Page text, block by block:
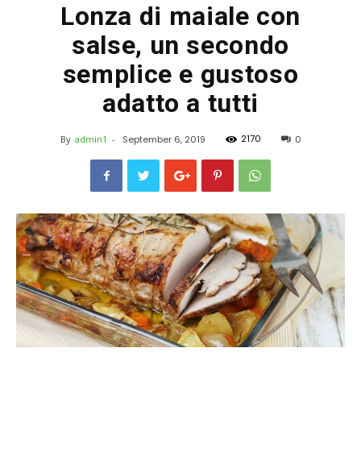
Lonza di maiale con
salse, un secondo
semplice e gustoso
adatto a tutti
By admin1 - September 6, 2019 2170 0